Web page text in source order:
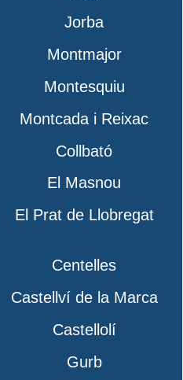
Jorba
Montmajor
Montesquiu
Montcada i Reixac
Collbató
El Masnou
El Prat de Llobregat
Centelles
Castellví de la Marca
Castellolí
Gurb